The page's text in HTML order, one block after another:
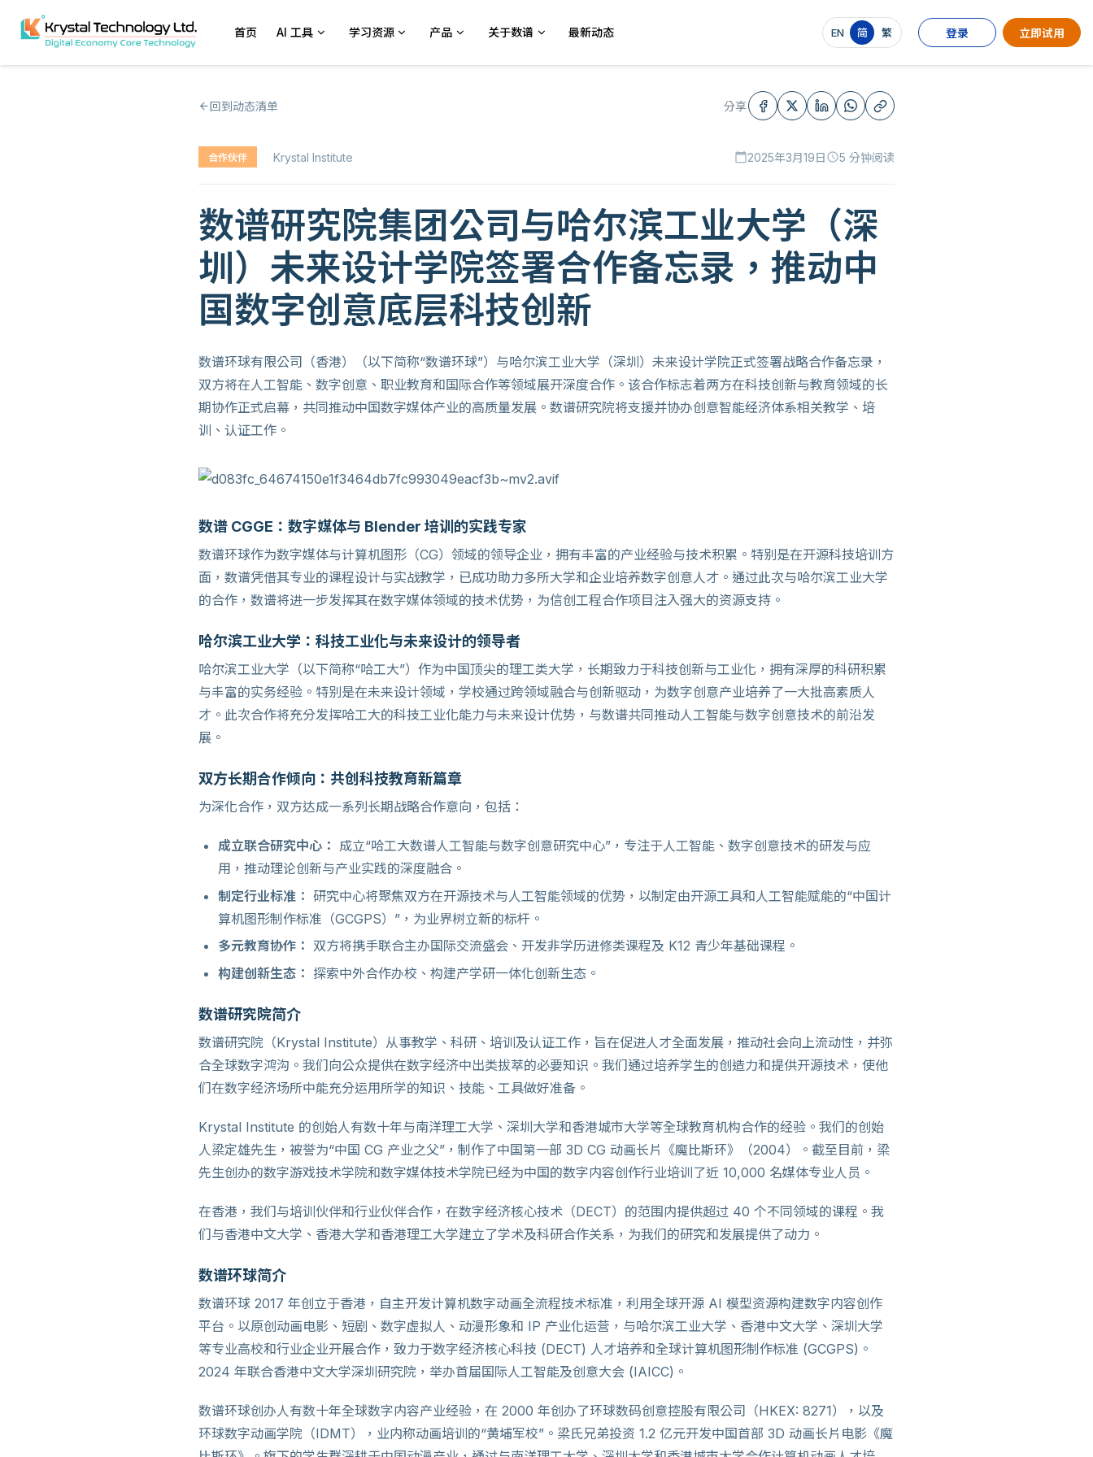
首页 AI 工具 学习资源 产品 关于数谱 最新动态 EN 简 繁 登录 立即试用
回到动态清单 分享
合作伙伴 Krystal Institute calendar_today2025年3月19日schedule5 分钟阅读
数谱研究院集团公司与哈尔滨工业大学（深
圳）未来设计学院签署合作备忘录，推动中
国数字创意底层科技创新
数谱环球有限公司（香港）（以下简称“数谱环球”）与哈尔滨工业大学（深圳）未来设计学院正式签署战略合作备忘录，
双方将在人工智能、数字创意、职业教育和国际合作等领域展开深度合作。该合作标志着两方在科技创新与教育领域的长
期协作正式启幕，共同推动中国数字媒体产业的高质量发展。数谱研究院将支援并协办创意智能经济体系相关教学、培
训、认证工作。
数谱 CGGE：数字媒体与 Blender 培训的实践专家
数谱环球作为数字媒体与计算机图形（CG）领域的领导企业，拥有丰富的产业经验与技术积累。特别是在开源科技培训方
面，数谱凭借其专业的课程设计与实战教学，已成功助力多所大学和企业培养数字创意人才。通过此次与哈尔滨工业大学
的合作，数谱将进一步发挥其在数字媒体领域的技术优势，为信创工程合作项目注入强大的资源支持。
哈尔滨工业大学：科技工业化与未来设计的领导者
哈尔滨工业大学（以下简称“哈工大”）作为中国顶尖的理工类大学，长期致力于科技创新与工业化，拥有深厚的科研积累
与丰富的实务经验。特别是在未来设计领域，学校通过跨领域融合与创新驱动，为数字创意产业培养了一大批高素质人
才。此次合作将充分发挥哈工大的科技工业化能力与未来设计优势，与数谱共同推动人工智能与数字创意技术的前沿发
展。
双方长期合作倾向：共创科技教育新篇章
为深化合作，双方达成一系列长期战略合作意向，包括：
成立联合研究中心： 成立“哈工大数谱人工智能与数字创意研究中心”，专注于人工智能、数字创意技术的研发与应
用，推动理论创新与产业实践的深度融合。
制定行业标准： 研究中心将聚焦双方在开源技术与人工智能领域的优势，以制定由开源工具和人工智能赋能的“中国计
算机图形制作标准（GCGPS）”，为业界树立新的标杆。
多元教育协作： 双方将携手联合主办国际交流盛会、开发非学历进修类课程及 K12 青少年基础课程。
构建创新生态： 探索中外合作办校、构建产学研一体化创新生态。
数谱研究院简介
数谱研究院（Krystal Institute）从事教学、科研、培训及认证工作，旨在促进人才全面发展，推动社会向上流动性，并弥
合全球数字鸿沟。我们向公众提供在数字经济中出类拔萃的必要知识。我们通过培养学生的创造力和提供开源技术，使他
们在数字经济场所中能充分运用所学的知识、技能、工具做好准备。
Krystal Institute 的创始人有数十年与南洋理工大学、深圳大学和香港城市大学等全球教育机构合作的经验。我们的创始
人梁定雄先生，被誉为“中国 CG 产业之父”，制作了中国第一部 3D CG 动画长片《魔比斯环》（2004）。截至目前，梁
先生创办的数字游戏技术学院和数字媒体技术学院已经为中国的数字内容创作行业培训了近 10,000 名媒体专业人员。
在香港，我们与培训伙伴和行业伙伴合作，在数字经济核心技术（DECT）的范围内提供超过 40 个不同领域的课程。我
们与香港中文大学、香港大学和香港理工大学建立了学术及科研合作关系，为我们的研究和发展提供了动力。
数谱环球简介
数谱环球 2017 年创立于香港，自主开发计算机数字动画全流程技术标准，利用全球开源 AI 模型资源构建数字内容创作
平台。以原创动画电影、短剧、数字虚拟人、动漫形象和 IP 产业化运营，与哈尔滨工业大学、香港中文大学、深圳大学
等专业高校和行业企业开展合作，致力于数字经济核心科技 (DECT) 人才培养和全球计算机图形制作标准 (GCGPS)。
2024 年联合香港中文大学深圳研究院，举办首届国际人工智能及创意大会 (IAICC)。
数谱环球创办人有数十年全球数字内容产业经验，在 2000 年创办了环球数码创意控股有限公司（HKEX: 8271），以及
环球数字动画学院（IDMT），业内称动画培训的“黄埔军校”。梁氏兄弟投资 1.2 亿元开发中国首部 3D 动画长片电影《魔